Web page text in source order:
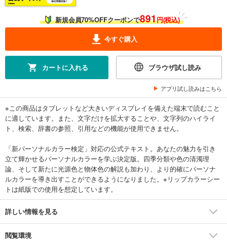
新規会員70%OFFクーポンで891円(税込)
今すぐ購入
カートに入れる ブラウザ試し読み
アプリ試し読みはこちら
※この商品はタブレットなど大きいディスプレイを備えた端末で読むこと
に適しています。また、文字だけを拡大することや、文字列のハイライ
ト、検索、辞書の参照、引用などの機能が使用できません。
「新パーソナルカラー検定」対応の公式テキスト。あなたの魅力を引き
立て輝かせるパーソナルカラーを学ぶ決定版。四季分類や色の清濁理
論、そして新たに光源色と物体色の解説も加わり、より的確にパーソナ
ルカラーを導き出すことができるようになりました。※リップカラーシー
トは紙版での使用を想定しています。
詳しい情報を見る
閲覧環境